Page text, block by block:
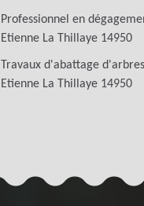
Professionnel en
Etienne La Thillaye 14950
Travaux d'abattage
Etienne La Thillaye 14950